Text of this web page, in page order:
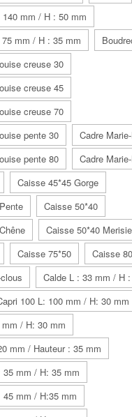
mm / H : 50 mm
mm / H : 35 mm
creuse 30
creuse 45
creuse 70
pente 30
Cadre
pente 80
Cadre
Caisse 45*45 Gorge
Caisse 50*40
Caisse 50*40
Caisse 75*50
Caisse
Calde L : 33 mm / H
100 L: 100 mm / H: 30 mm
/ H: 30 mm
mm / Hauteur : 35 mm
35 mm / H: 35 mm
45 mm / H:35 mm